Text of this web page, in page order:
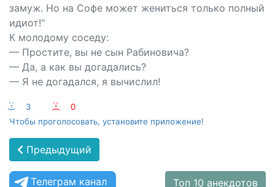
замуж. Но на Софе может жениться только полный
идиот!"
К молодому соседу:
— Простите, вы не сын Рабиновича?
— Да, а как вы догадались?
— Я не догадался, я вычислил!
:-) 3 :-(
0
Чтобы проголосовать, установите приложение!
Предыдущий
Телеграм канал Топ 10 анекдотов